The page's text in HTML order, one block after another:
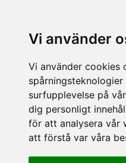
Vi använder
Vi använder cookies
surfupplevelse på
dig personligt
för att analysera vår
att förstå var våra